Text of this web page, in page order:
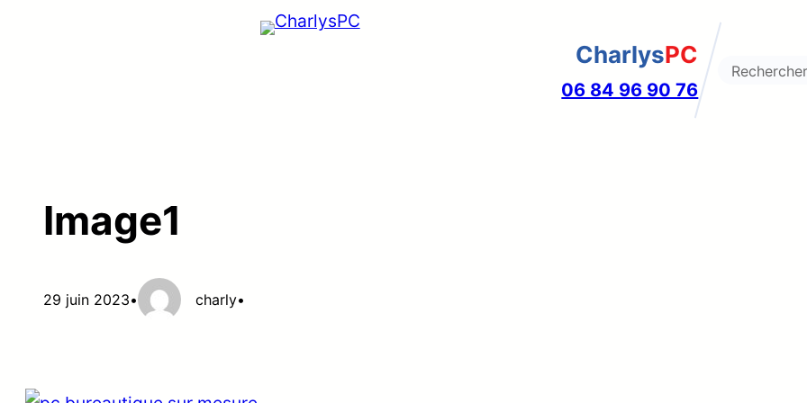
CharlysPC
06 84 96 90 76
Search
Image1
29 juin 2023• charly•